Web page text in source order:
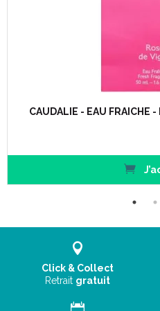
CAUDALIE - EAU FRAICHE
Click & Collect
Retrait gratuit